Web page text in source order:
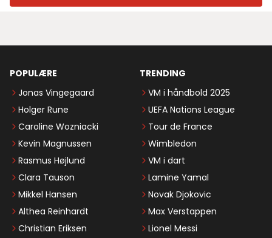
POPULÆRE
Jonas Vingegaard
Holger Rune
Caroline Wozniacki
Kevin Magnussen
Rasmus Højlund
Clara Tauson
Mikkel Hansen
Althea Reinhardt
Christian Eriksen
TRENDING
VM i håndbold 2025
UEFA Nations League
Tour de France
Wimbledon
VM i dart
Lamine Yamal
Novak Djokovic
Max Verstappen
Lionel Messi